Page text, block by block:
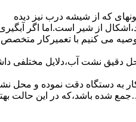
ﮐﻪ از ﺷﯿﺸﻪ درب ﻧﯿﺰ دﯾﺪه
از شیر است.اما اگر
می کنیم با تعمیرکار
دقیق نشت آب،دلایل مختلفی
به دستگاه دقت نموده و ﻣﺤﻞ
شده ﺑﺎﺷﺪ،ﮐﻪ در این حالت